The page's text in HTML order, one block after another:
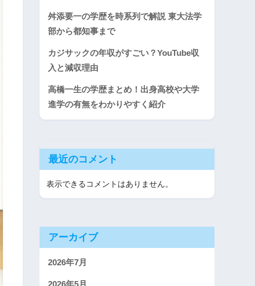
舛添要一の学歴を時系列で解説 東大法学
部から都知事まで
カジサックの年収がすごい？YouTube収
入と減収理由
高橋一生の学歴まとめ！出身高校や大学
進学の有無をわかりやすく紹介
最近のコメント
表示できるコメントはありません。
アーカイブ
2026年7月